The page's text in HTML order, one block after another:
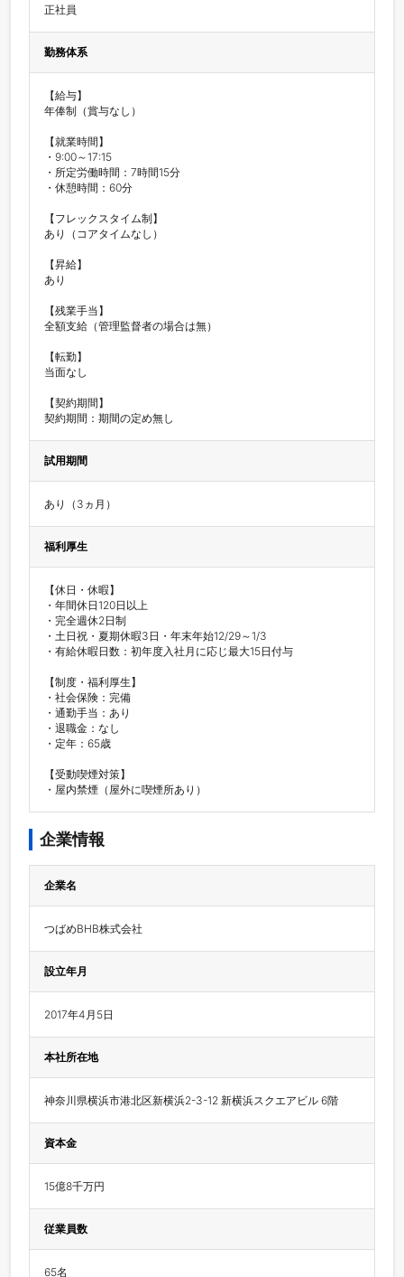
正社員
勤務体系
【給与】
年俸制（賞与なし）
【就業時間】
・9:00～17:15
・所定労働時間：7時間15分
・休憩時間：60分
【フレックスタイム制】
あり（コアタイムなし）
【昇給】
あり
【残業手当】
全額支給（管理監督者の場合は無）
【転勤】
当面なし
【契約期間】
契約期間：期間の定め無し
試用期間
あり（3ヵ月）
福利厚生
【休日・休暇】
・年間休日120日以上
・完全週休2日制
・土日祝・夏期休暇3日・年末年始12/29～1/3
・有給休暇日数：初年度入社月に応じ最大15日付与
【制度・福利厚生】
・社会保険：完備
・通勤手当：あり
・退職金：なし
・定年：65歳
【受動喫煙対策】
・屋内禁煙（屋外に喫煙所あり）
企業情報
企業名
つばめBHB株式会社
設立年月
2017年4月5日
本社所在地
神奈川県横浜市港北区新横浜2-3-12 新横浜スクエアビル 6階
資本金
15億8千万円
従業員数
65名